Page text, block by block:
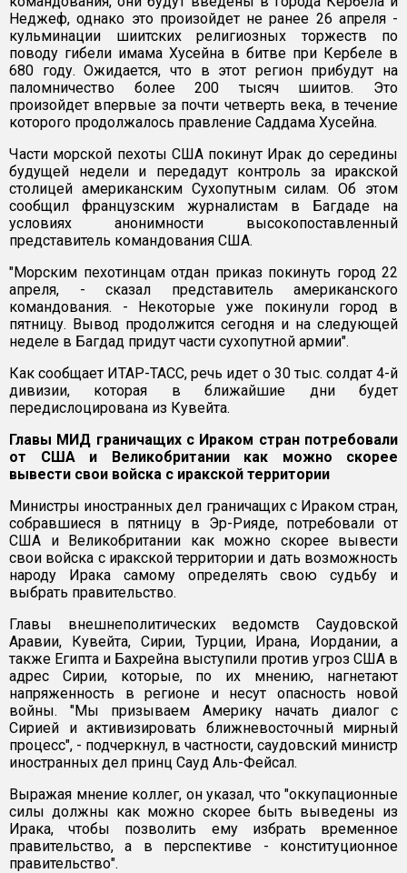
Неджеф, однако это произойдет не ранее 26 апреля -
кульминации шиитских религиозных торжеств по
поводу гибели имама Хусейна в битве при Кербеле в
680 году. Ожидается, что в этот регион прибудут на
паломничество более 200 тысяч шиитов. Это
произойдет впервые за почти четверть века, в течение
которого продолжалось правление Саддама Хусейна.
Части морской пехоты США покинут Ирак до середины
будущей недели и передадут контроль за иракской
столицей американским Сухопутным силам. Об этом
сообщил французским журналистам в Багдаде на
условиях анонимности высокопоставленный
представитель командования США.
"Морским пехотинцам отдан приказ покинуть город 22
апреля, - сказал представитель американского
командования. - Некоторые уже покинули город в
пятницу. Вывод продолжится сегодня и на следующей
неделе в Багдад придут части сухопутной армии".
Как сообщает ИТАР-ТАСС, речь идет о 30 тыс. солдат 4-й
дивизии, которая в ближайшие дни будет
передислоцирована из Кувейта.
Главы МИД граничащих с Ираком стран потребовали
от США и Великобритании как можно скорее
вывести свои войска с иракской территории
Министры иностранных дел граничащих с Ираком стран,
собравшиеся в пятницу в Эр-Рияде, потребовали от
США и Великобритании как можно скорее вывести
свои войска с иракской территории и дать возможность
народу Ирака самому определять свою судьбу и
выбрать правительство.
Главы внешнеполитических ведомств Саудовской
Аравии, Кувейта, Сирии, Турции, Ирана, Иордании, а
также Египта и Бахрейна выступили против угроз США в
адрес Сирии, которые, по их мнению, нагнетают
напряженность в регионе и несут опасность новой
войны. "Мы призываем Америку начать диалог с
Сирией и активизировать ближневосточный мирный
процесс", - подчеркнул, в частности, саудовский министр
иностранных дел принц Сауд Аль-Фейсал.
Выражая мнение коллег, он указал, что "оккупационные
силы должны как можно скорее быть выведены из
Ирака, чтобы позволить ему избрать временное
правительство, а в перспективе - конституционное
правительство".